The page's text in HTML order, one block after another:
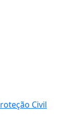
Civil